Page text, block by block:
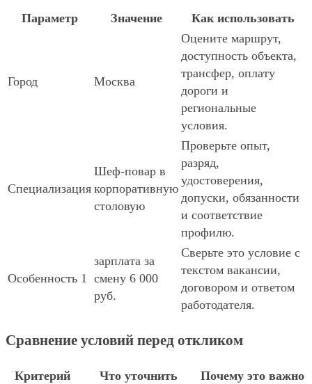
Параметр Значение Как использовать
Город Москва
Оцените маршрут,
доступность объекта,
трансфер, оплату
дороги и
региональные
условия.
Специализация
Шеф-повар в
корпоративную
столовую
Проверьте опыт,
разряд,
удостоверения,
допуски, обязанности
и соответствие
профилю.
Особенность 1
зарплата за
смену 6 000
руб.
Сверьте это условие с
текстом вакансии,
договором и ответом
работодателя.
Сравнение условий перед откликом
Критерий Что уточнить Почему это важно